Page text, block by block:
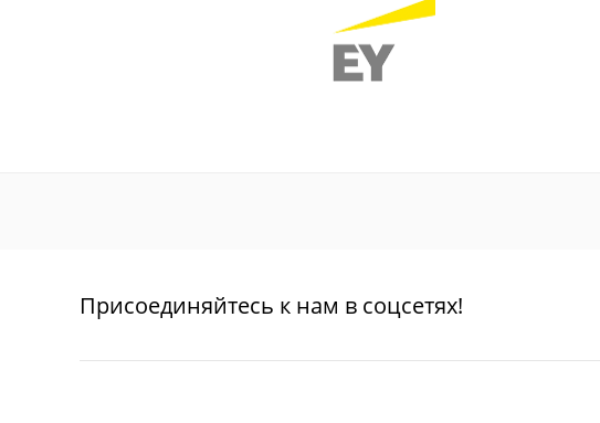
Присоединяйтесь к нам в соцсетях!